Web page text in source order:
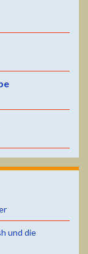
und die